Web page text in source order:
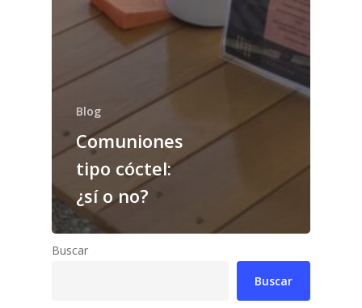
Blog
Comuniones
tipo cóctel:
¿sí o no?
Buscar
Buscar